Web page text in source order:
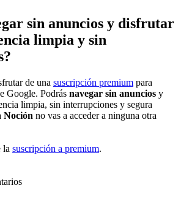
sin anuncios y disfrutar
limpia y sin
de una suscripción premium para
Google. Podrás navegar sin anuncios y
limpia, sin interrupciones y segura
Noción no vas a acceder a ninguna otra
la suscripción a premium.